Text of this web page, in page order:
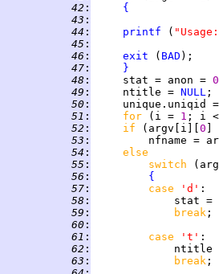
  42
:
{
  43
:
  44
: printf (
  45
:
  46
: exit ( BAD
  47
:
}
  48
:
     stat = anon =
0
  49
:
     ntitle =
NULL
  50
:
unique.uniqid
  51
: for (i = 1
  52
: if (argv[i][ 0
  53
:
  54
:
else
  55
: switch
  56
:
{
  57
: case 'd'
  58
:
             stat =
  59
: break
  60
:
  61
: case 't'
  62
:
  63
: break